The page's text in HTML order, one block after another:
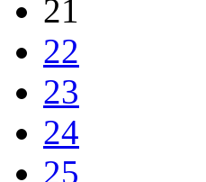
21
22
23
24
25